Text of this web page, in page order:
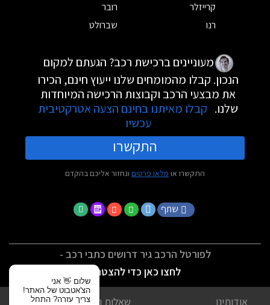
קרייזלר
רובר
רנו
שברולט
מעוניינים ברכישת רכב? הגעתם למקום
הנכון. קבלו מהמומחים שלנו ייעוץ חינם, הכירו
את מבצעי הרכב וקבוצות הרכישה המיוחדות
שלנו. קבלו מאיתנו בחינם הצעה אטרקטיבית
עכשיו
התקשרו
התקשרו או מלאו פרטים ונחזור אליכם בהקדם
שתף
לפורטל הרכב גיר דרושים כתבי רכב -
לחצו כאן כדי להצטרף
אודותינו שאלות נפוצות
שלום 👋 אני
הצ'אטבוט של האתר!
צריך עזרה? התחל